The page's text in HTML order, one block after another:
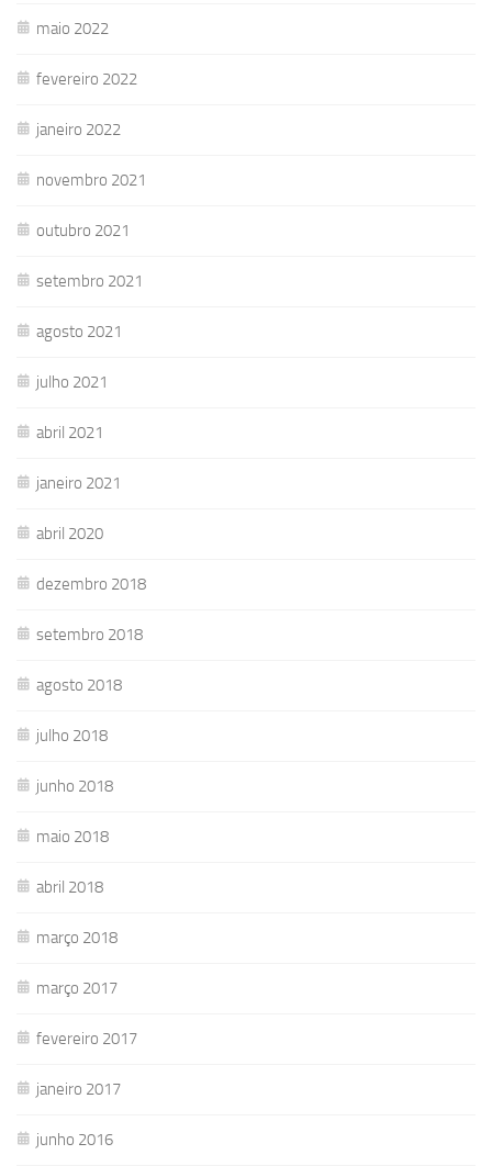
maio 2022
fevereiro 2022
janeiro 2022
novembro 2021
outubro 2021
setembro 2021
agosto 2021
julho 2021
abril 2021
janeiro 2021
abril 2020
dezembro 2018
setembro 2018
agosto 2018
julho 2018
junho 2018
maio 2018
abril 2018
março 2018
março 2017
fevereiro 2017
janeiro 2017
junho 2016